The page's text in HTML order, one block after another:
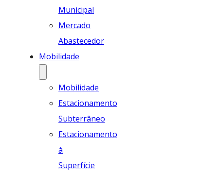
Municipal
Mercado
Abastecedor
Mobilidade
Mobilidade
Estacionamento
Subterrâneo
Estacionamento
à
Superfície